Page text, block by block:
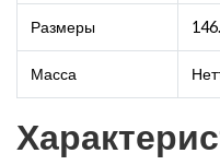
Размеры
Масса